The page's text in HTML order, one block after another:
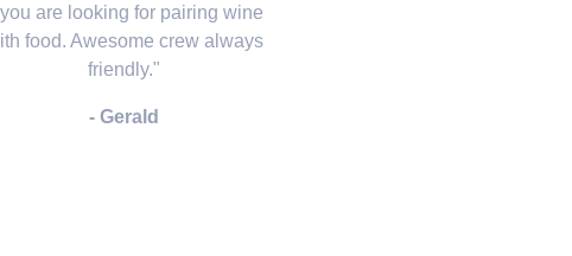
are looking for pairing wine
food. Awesome crew always
friendly."
- Gerald